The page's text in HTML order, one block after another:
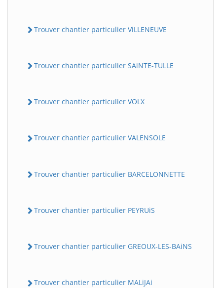
Trouver chantier particulier ViLLENEUVE
Trouver chantier particulier SAiNTE-TULLE
Trouver chantier particulier VOLX
Trouver chantier particulier VALENSOLE
Trouver chantier particulier BARCELONNETTE
Trouver chantier particulier PEYRUiS
Trouver chantier particulier GREOUX-LES-BAiNS
Trouver chantier particulier MALiJAi